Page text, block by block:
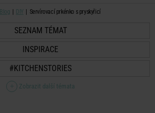
Blog DIY Servírovací prkénko s pryskyřicí
SEZNAM TÉMAT
INSPIRACE
#KITCHENSTORIES
Zobrazit další témata